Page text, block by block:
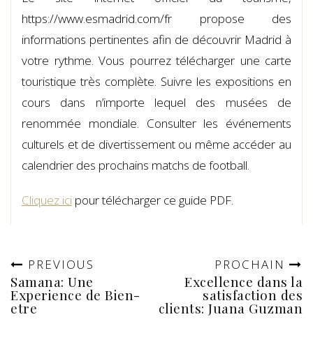
https://www.esmadrid.com/fr propose des
informations pertinentes afin de découvrir Madrid à
votre rythme. Vous pourrez télécharger une carte
touristique très complète. Suivre les expositions en
cours dans n’importe lequel des musées de
renommée mondiale. Consulter les événements
culturels et de divertissement ou même accéder au
calendrier des prochains matchs de football.
Cliquez ici pour télécharger ce guide PDF.
PREVIOUS
Samana: Une
Experience de Bien-
etre
PROCHAIN
Excellence dans la
satisfaction des
clients: Juana Guzman